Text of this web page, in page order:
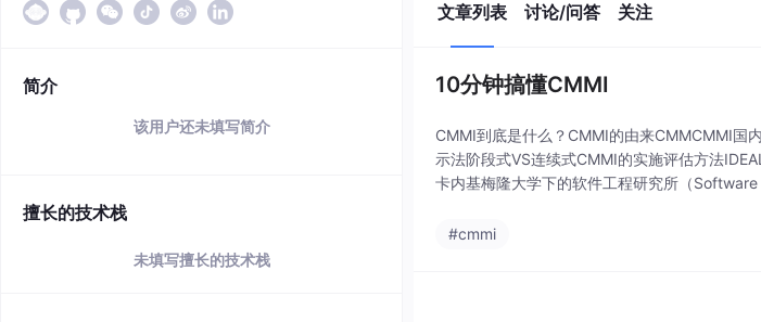
简介
该用户还未填写简介
擅长的技术栈
未填写擅长的技术栈
文章列表 讨论/问答 关注
10分钟搞懂CMMI
CMMI到底是什么？CMMI的由来CMMCMMI国
示法阶段式VS连续式CMMI的实施评估方法
卡内基梅隆大学下的软件工程研究所（
#cmmi